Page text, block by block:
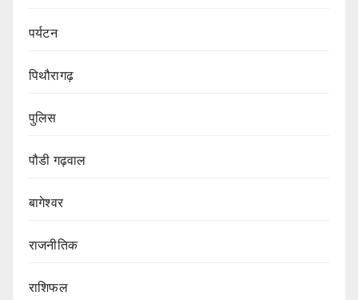
पर्यटन
पिथौरागढ़
पुलिस
पौडी गढ़वाल
बागेश्वर
राजनीतिक
राशिफल